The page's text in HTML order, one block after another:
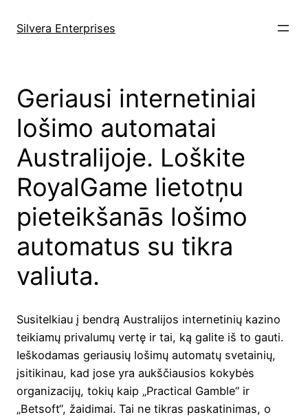
Silvera Enterprises
Geriausi internetiniai
lošimo automatai
Australijoje. Loškite
RoyalGame lietotņu
pieteikšanās lošimo
automatus su tikra
valiuta.
Susitelkiau į bendrą Australijos internetinių kazino
teikiamų privalumų vertę ir tai, ką galite iš to gauti.
Ieškodamas geriausių lošimų automatų svetainių,
įsitikinau, kad jose yra aukščiausios kokybės
organizacijų, tokių kaip „Practical Gamble“ ir
„Betsoft“, žaidimai. Tai ne tikras paskatinimas, o